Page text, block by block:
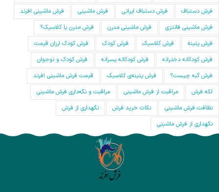
فرش دستباف
فرش دستباف ایرانی فرش ماشینی
فرش ماشینی افرند
فرش ماشینی فانتزی
فرش ماشینی مدرن
فرش مدرن یا کلاسیک؟
فرش پتینه
فرش کلاسیک فرش کودک
فرش کودک ارزان قیمت
فرش کودکانه دخترانه
فرش کودکانه پسرانه
فرش کودک و نوجوان
فرش گبه چیست؟
فرش‌ پتینه‌ی کلاسیک
قیمت فرش ماشینی افرند
لکه فرش
مراقبت از فرش ماشینی
مراقبت و نگه‌داری فرش ماشینی
نظافت فرش ماشینی
نکات خرید فرش
نگهداری از فرش
نگهداری از فرش ماشینی